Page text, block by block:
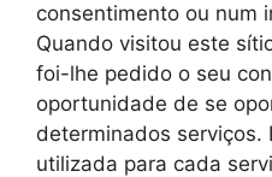
consentimento ou num
Quando visitou este
foi-lhe pedido o seu
oportunidade de se
determinados serviços.
utilizada para cada